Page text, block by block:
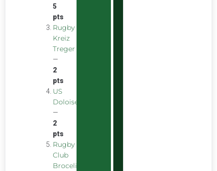
5
pts
Rugby
Kreiz
Treger
—
2
pts
US
Doloise
—
2
pts
Rugby
Club
Broceliande